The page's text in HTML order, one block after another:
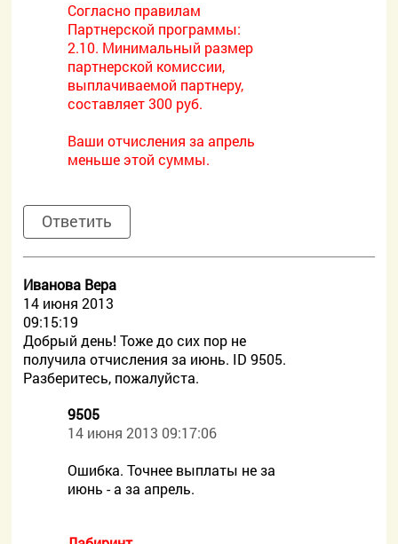
Согласно правилам
Партнерской программы:
2.10. Минимальный размер
партнерской комиссии,
выплачиваемой партнеру,
составляет 300 руб.
Ваши отчисления за апрель
меньше этой суммы.
Ответить
Иванова Вера
14 июня 2013
09:15:19
Добрый день! Тоже до сих пор не
получила отчисления за июнь. ID 9505.
Разберитесь, пожалуйста.
9505
14 июня 2013 09:17:06
Ошибка. Точнее выплаты не за
июнь - а за апрель.